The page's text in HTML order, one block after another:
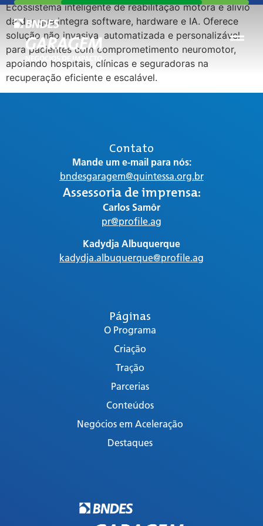
Ecossistema inteligente de reabilitação motora e alívio
da dor que integra software, hardware e IA. Oferece
solução não invasiva, automatizada e personalizável
para pacientes com comprometimento neuromotor,
apoiando hospitais, clínicas e seguradoras na
recuperação eficiente e escalável.
Páginas
O Programa
Criação
Tração
Parcerias
Conteúdos
Negócios em Aceleração
Destaques
Contato
Mande um e-mail para nós:
bndesgaragem@quintessa.org.br
Assessoria de imprensa:
Carlos Samôr
pr@profile.ag
Kadydja Albuquerque
kadydja.albuquerque@profile.ag